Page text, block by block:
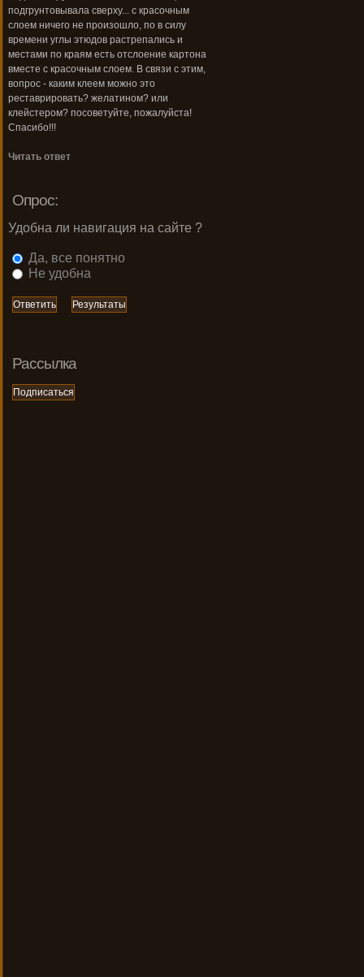
подгрунтовывала сверху... с красочным
слоем ничего не произошло, по в силу
времени углы этюдов растрепались и
местами по краям есть отслоение картона
вместе с красочным слоем. В связи с этим,
вопрос - каким клеем можно это
реставрировать? желатином? или
клейстером? посоветуйте, пожалуйста!
Спасибо!!!
Читать ответ
Опрос:
Удобна ли навигация на сайте ?
Да, все понятно
Не удобна
Рассылка